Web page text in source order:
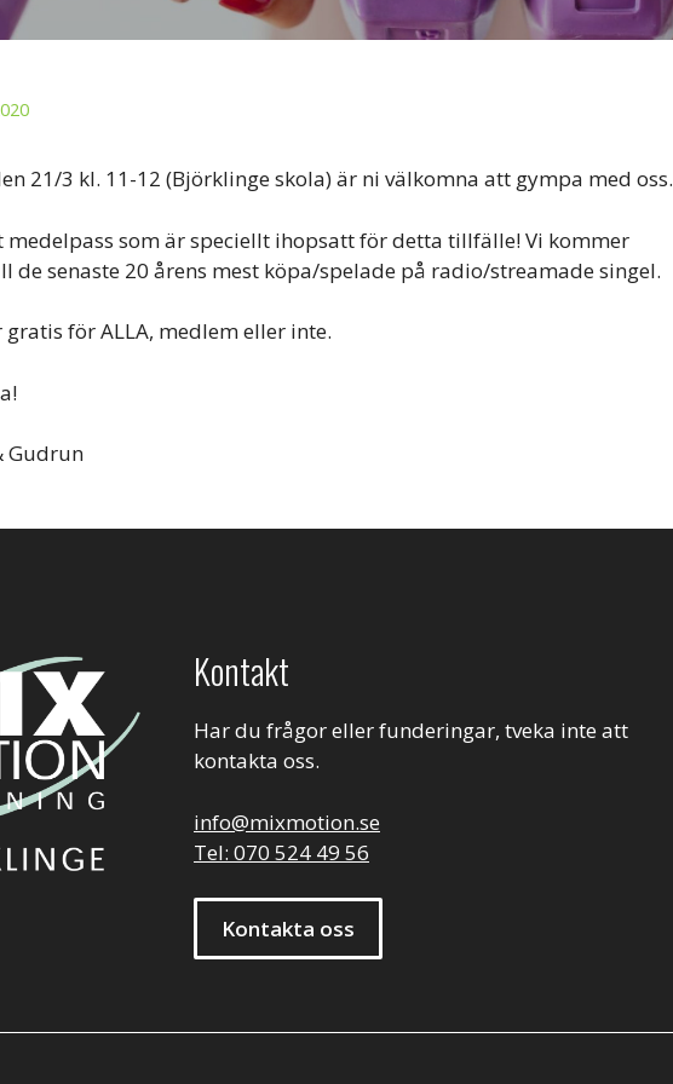
21/3 kl. 11-12 (Björklinge skola) är ni välkomna att gympa med oss.
medelpass som är speciellt ihopsatt för detta tillfälle! Vi kommer
de senaste 20 årens mest köpa/spelade på radio/streamade singel.
gratis för ALLA, medlem eller inte.
Gudrun
Kontakt
Har du frågor eller funderingar, tveka inte att
kontakta oss.
info@mixmotion.se
Tel: 070 524 49 56
Kontakta oss